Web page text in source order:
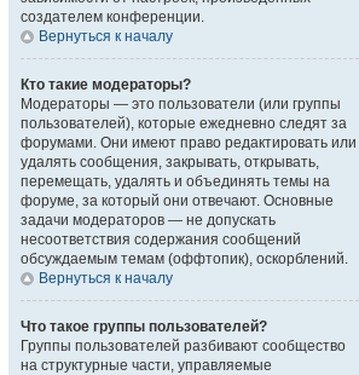
создателем конференции.
Вернуться к началу
Кто такие модераторы?
Модераторы — это пользователи (или группы
пользователей), которые ежедневно следят за
форумами. Они имеют право редактировать или
удалять сообщения, закрывать, открывать,
перемещать, удалять и объединять темы на
форуме, за который они отвечают. Основные
задачи модераторов — не допускать
несоответствия содержания сообщений
обсуждаемым темам (оффтопик), оскорблений.
Вернуться к началу
Что такое группы пользователей?
Группы пользователей разбивают сообщество
на структурные части, управляемые